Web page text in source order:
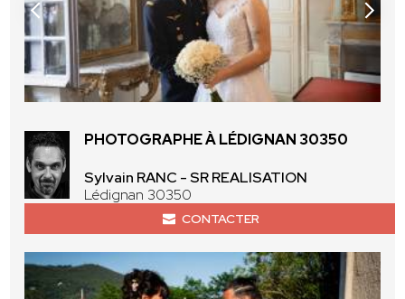
PHOTOGRAPHE À LÉDIGNAN 30350
Sylvain RANC - SR REALISATION
Lédignan 30350
CONTACTER